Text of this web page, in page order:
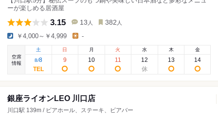
ーが楽しめる居酒屋
3.15 13 人 382 人
￥4,000～￥4,999 -
空席
情報
土
8/8
日
9
月
10
火
11
水
12
木
13
金
14
銀座ライオンLEO 川口店
川口駅 139m / ビアホール、ステーキ、ビアバー